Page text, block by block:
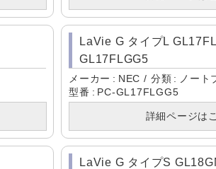
LaVie G タイプL
GL17FLGG5
メーカー NEC 分類
ノート
型番
PC-GL17FLGG5
詳細ページは
LaVie G タイプS